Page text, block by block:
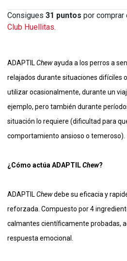
Consigues 31 puntos por comprar
Club Huellitas.
ADAPTIL Chewayuda a los perros a
relajados durante situaciones difíciles
utilizar ocasionalmente, durante un
ejemplo, pero también durante
situación lo requiere (dificultad para
comportamiento ansioso o temeroso).
¿Cómo actúa ADAPTILChew?
ADAPTIL Chewdebe su eficacia y
reforzada. Compuesto por 4
calmantes científicamente probadas,
respuesta emocional.